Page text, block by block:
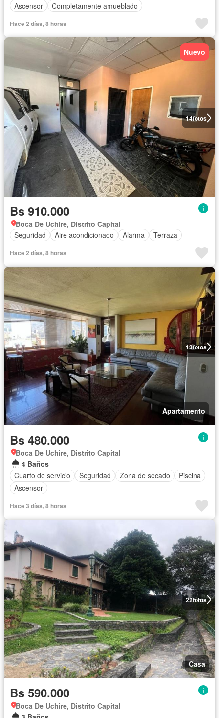
Ascensor
Completamente amueblado
Hace 2 días, 8 horas
14fotos
Nuevo
Bs 910.000
Boca De Uchire, Distrito Capital
Seguridad
Aire acondicionado Alarma Terraza
Hace 2 días, 8 horas
13fotos
Apartamento
Bs 480.000
Boca De Uchire, Distrito Capital
4 Baños
Cuarto de servicio
Seguridad Zona de secado
Piscina
Ascensor
Hace 3 días, 8 horas
22fotos
Casa
Bs 590.000
Boca De Uchire, Distrito Capital